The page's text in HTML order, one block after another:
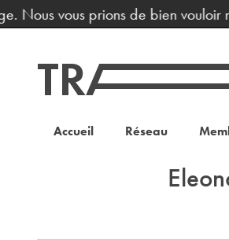
vous prions de bien vouloir
Accueil Réseau